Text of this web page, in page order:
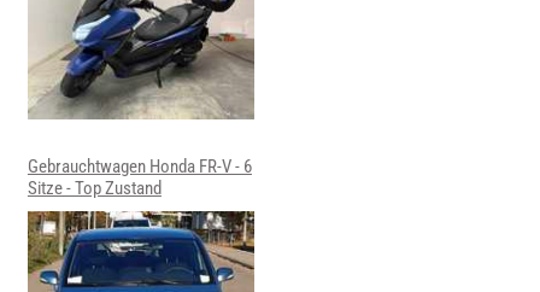
Gebrauchtwagen Honda FR-V - 6
Sitze - Top Zustand